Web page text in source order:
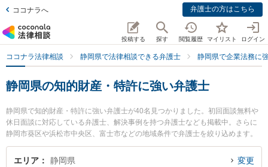
ココナラへ 弁護士の方はこちら
投稿する 探す 閲覧履歴 マイリスト ログイン
ココナラ法律相談 静岡県で法律相談できる弁護士 静岡県で企業法務に
静岡県の知的財産・特許に強い弁護士
静岡県で知的財産・特許に強い弁護士が40名見つかりました。初回面談無料や
休日面談に対応している弁護士、解決事例を持つ弁護士なども掲載中。さらに
静岡市葵区や浜松市中央区、富士市などの地域条件で弁護士を絞り込めます。
企業法務に関係する顧問弁護士契約や契約書作成・リーガルチェック、雇用契
約書・就業規則作成等の細かな分野での絞り込み検索もでき便利です。特にベ
エリア 静岡県 変更